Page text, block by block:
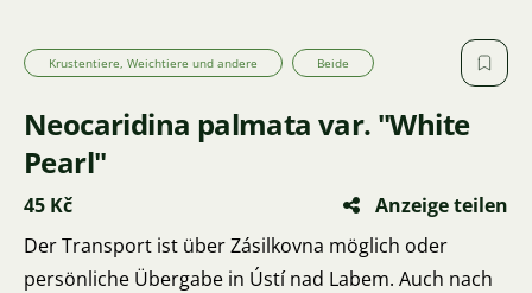
Krustentiere, Weichtiere und andere Beide
Neocaridina palmata var. "White
Pearl"
45 Kč
Anzeige teilen
Der Transport ist über Zásilkovna möglich oder
persönliche Übergabe in Ústí nad Labem. Auch nach